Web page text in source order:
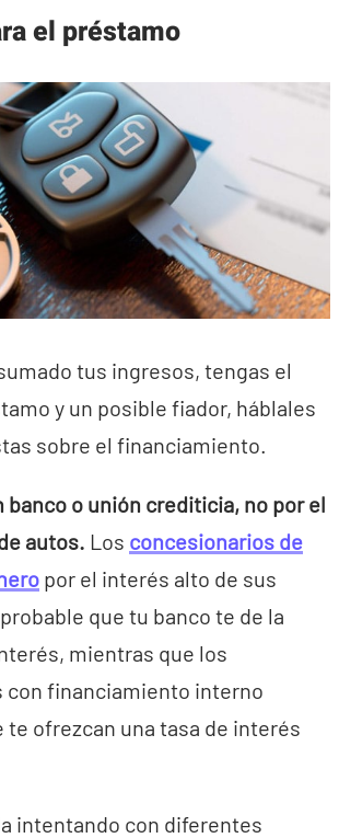
el préstamo
tus ingresos, tengas el
y un posible fiador, háblales
sobre el financiamiento.
banco o unión crediticia, no por el
autos. Los concesionarios de
por el interés alto de sus
que tu banco te de la
mientras que los
con financiamiento interno
ofrezcan una tasa de interés
intentando con diferentes